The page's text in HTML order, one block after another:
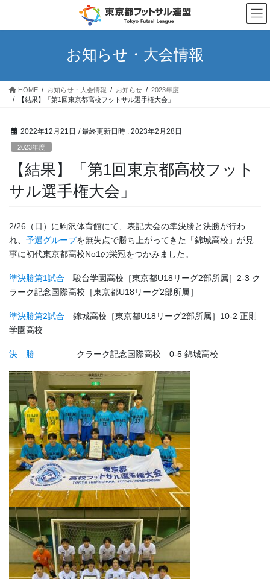
テ
ス
ゲ
ン
お知らせ・大会情報
HOME お知らせ・大会情報 お知らせ
2023年度
【結果】「第1回東京都高校フットサル選手権大会」
2022年12月21日 / 最終更新日時 : 2023年2月28日
2023年度
【結果】「第1回東京都高校フット
サル選手権大会」
2/26（日）に駒沢体育館にて、表記大会の準決勝と決勝が行わ
れ、 予選グループを無失点で勝ち上がってきた「錦城高校」が見
事に初代東京都高校No1の栄冠をつかみました。
準決勝第1試合 駿台学園高校［東京都U18リーグ2部所属］2-3 ク
ラーク記念国際高校［東京都U18リーグ2部所属］
準決勝第2試合 錦城高校［東京都U18リーグ2部所属］10-2 正則
学園高校
決 勝 クラーク記念国際高校 0-5 錦城高校